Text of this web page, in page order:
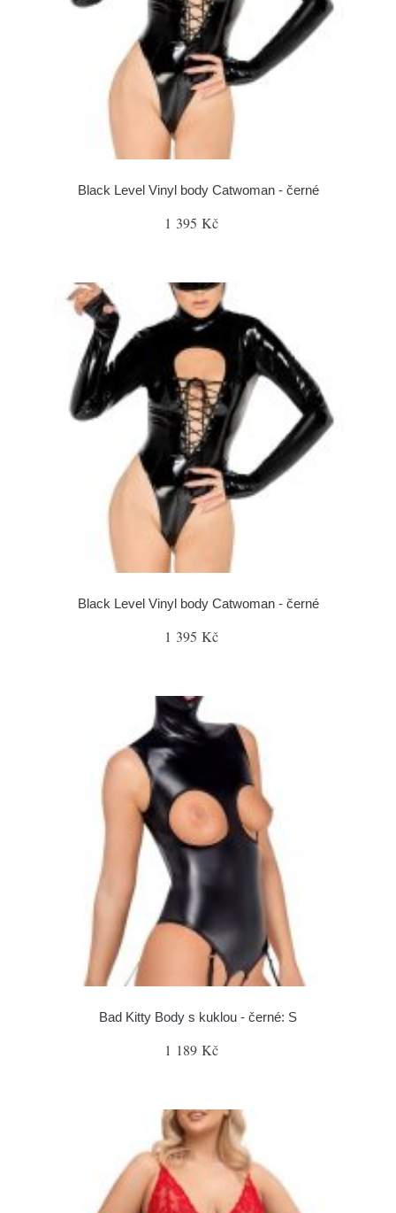
Black Level Vinyl body Catwoman - černé
1 395 Kč
Black Level Vinyl body Catwoman - černé
1 395 Kč
Bad Kitty Body s kuklou - černé: S
1 189 Kč